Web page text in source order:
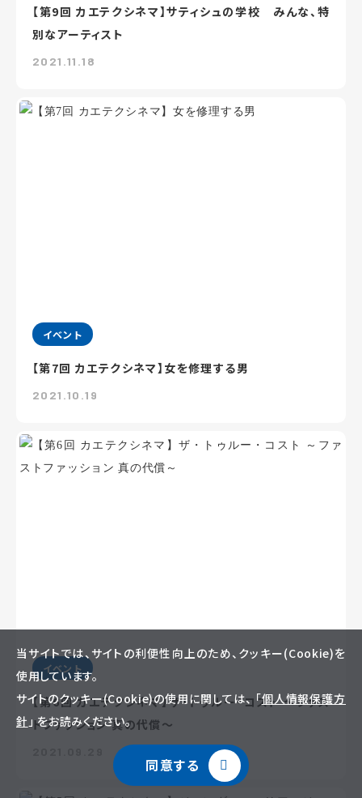
【第9回 カエテクシネマ】サティシュの学校 みんな、特
別なアーティスト
2021.11.18
イベント
【第7回 カエテクシネマ】女を修理する男
2021.10.19
イベント
【第6回 カエテクシネマ】ザ・トゥルー・コスト ～ファス
トファッション 真の代償～
当サイトでは、サイトの利便性向上のため、クッキー(Cookie)を
使用しています。
サイトのクッキー(Cookie)の使用に関しては、 「個人情報保護方
針」 をお読みください。
同意する